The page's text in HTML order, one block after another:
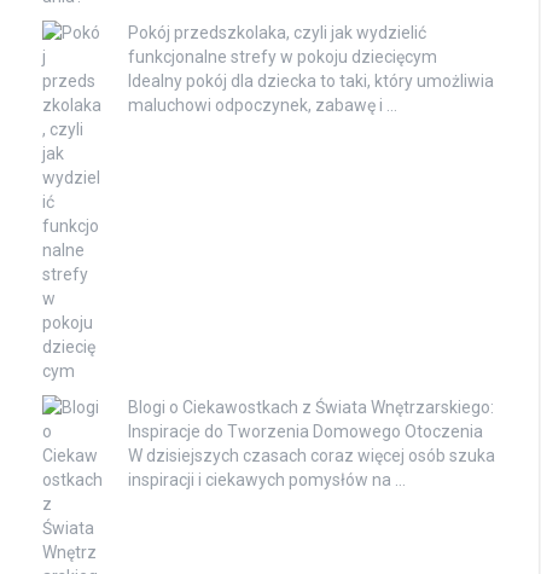
Pokój przedszkolaka, czyli jak wydzielić
funkcjonalne strefy w pokoju dziecięcym
Idealny pokój dla dziecka to taki, który umożliwia
maluchowi odpoczynek, zabawę i …
Blogi o Ciekawostkach z Świata Wnętrzarskiego:
Inspiracje do Tworzenia Domowego Otoczenia
W dzisiejszych czasach coraz więcej osób szuka
inspiracji i ciekawych pomysłów na …